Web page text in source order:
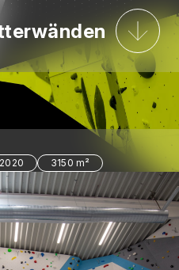
3150 m²